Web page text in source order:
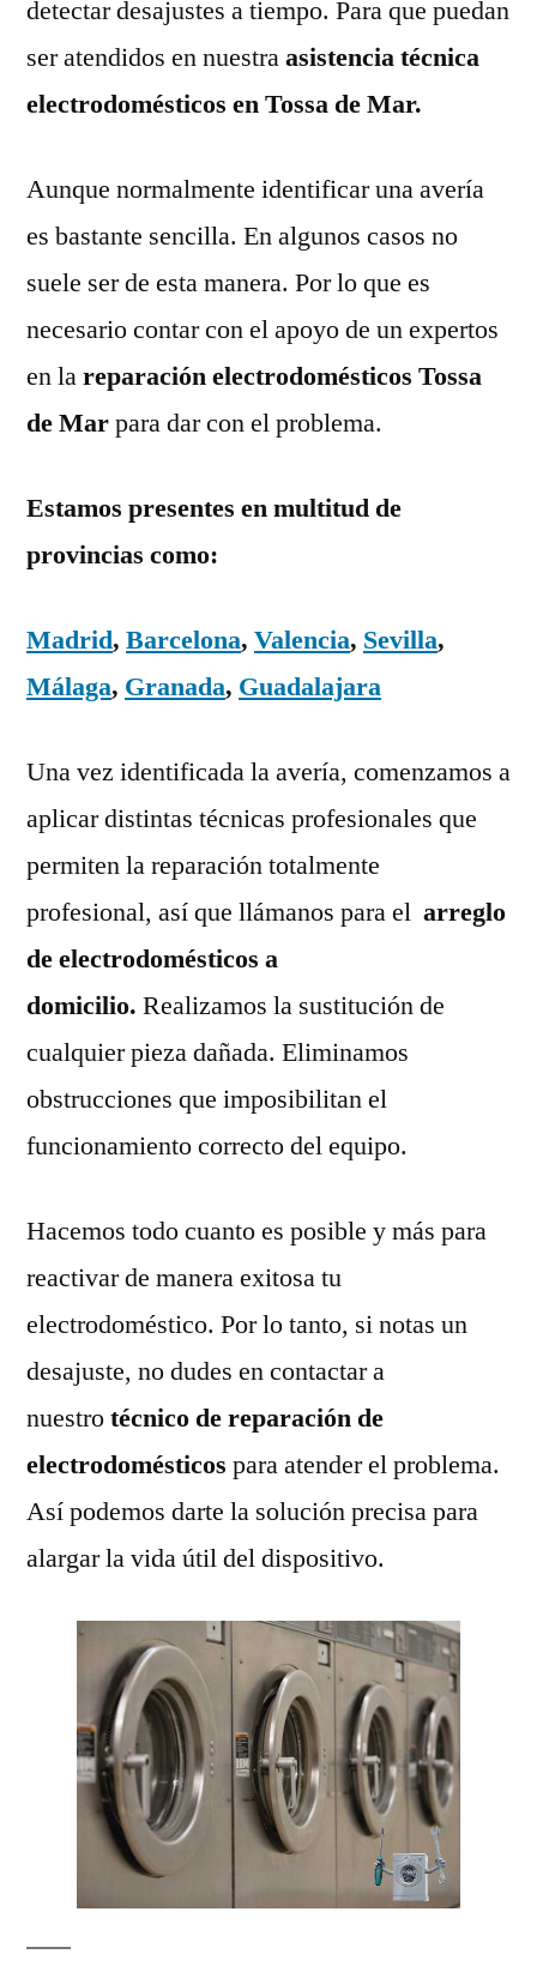
detectar desajustes a tiempo. Para que puedan
ser atendidos en nuestraasistencia técnica
electrodomésticos en Tossa de Mar.
Aunque normalmente identificar una avería
es bastante sencilla. En algunos casos no
suele ser de esta manera. Por lo que es
necesario contar con el apoyo de un expertos
en lareparación electrodomésticos Tossa
de Marpara dar con el problema.
Estamos presentes en multitud de
provincias como:
Madrid, Barcelona, Valencia, Sevilla,
Málaga, Granada, Guadalajara
Una vez identificada la avería, comenzamos a
aplicar distintas técnicas profesionales que
permiten la reparación totalmente
profesional, así que llámanos para el arreglo
de electrodomésticos a
domicilio. Realizamos la sustitución de
cualquier pieza dañada. Eliminamos
obstrucciones que imposibilitan el
funcionamiento correcto del equipo.
Hacemos todo cuanto es posible y más para
reactivar de manera exitosa tu
electrodoméstico. Por lo tanto, si notas un
desajuste, no dudes en contactar a
nuestrotécnico de reparación de
electrodomésticos para atender el problema.
Así podemos darte la solución precisa para
alargar la vida útil del dispositivo.